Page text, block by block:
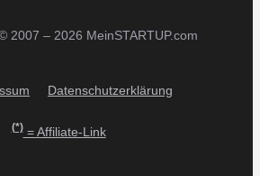
2007 – 2026 MeinSTARTUP.com
Datenschutzerklärung
(*)= Affiliate-Link